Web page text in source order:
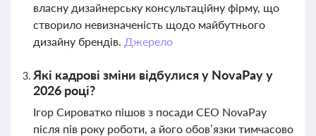
власну дизайнерську консультаційну фірму, що
створило невизначеність щодо майбутнього
дизайну брендів. Джерело
Які кадрові зміни відбулися у NovaPay у
2026 році?
Ігор Сироватко пішов з посади CEO NovaPay
після пів року роботи, а його обов’язки тимчасово